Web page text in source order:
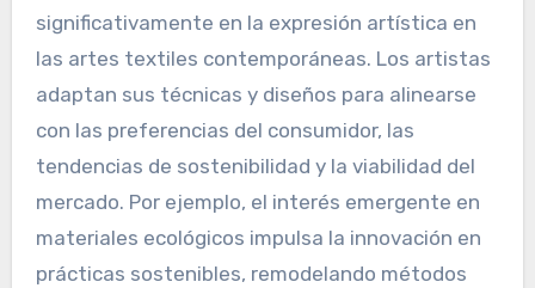
significativamente en la expresión artística en
las artes textiles contemporáneas. Los artistas
adaptan sus técnicas y diseños para alinearse
con las preferencias del consumidor, las
tendencias de sostenibilidad y la viabilidad del
mercado. Por ejemplo, el interés emergente en
materiales ecológicos impulsa la innovación en
prácticas sostenibles, remodelando métodos